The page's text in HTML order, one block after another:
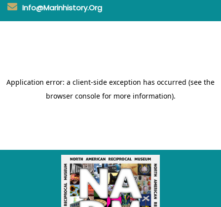
Info@marinhistory.org